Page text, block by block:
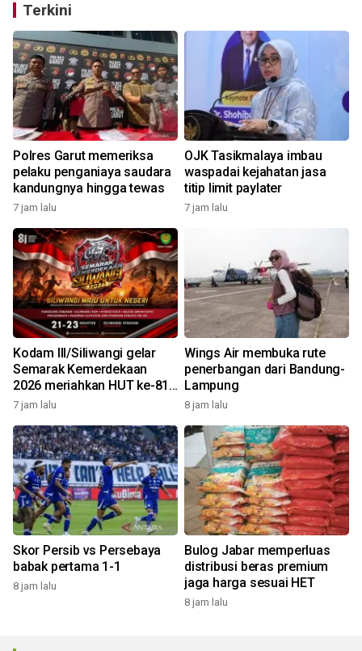
Terkini
Polres Garut memeriksa
pelaku penganiaya saudara
kandungnya hingga tewas
7 jam lalu
OJK Tasikmalaya imbau
waspadai kejahatan jasa
titip limit paylater
7 jam lalu
Kodam III/Siliwangi gelar
Semarak Kemerdekaan
2026 meriahkan HUT ke-81
RI
7 jam lalu
Wings Air membuka rute
penerbangan dari Bandung-
Lampung
8 jam lalu
Skor Persib vs Persebaya
babak pertama 1-1
8 jam lalu
Bulog Jabar memperluas
distribusi beras premium
jaga harga sesuai HET
8 jam lalu